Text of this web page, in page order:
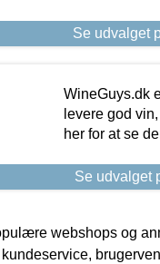
Se udvalget
WineGuys.dk
levere god
her for at se
Se udvalget
webshops og